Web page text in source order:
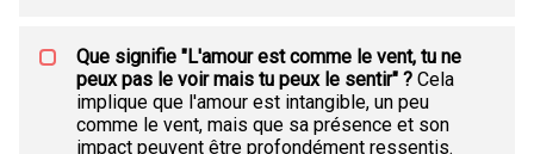
Que signifie "L'amour est comme le vent, tu ne
peux pas le voir mais tu peux le sentir" ? Cela
implique que l'amour est intangible, un peu
comme le vent, mais que sa présence et son
impact peuvent être profondément ressentis.